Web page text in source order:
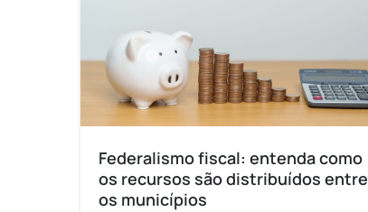
Federalismo fiscal: entenda como
os recursos são distribuídos entre
os municípios